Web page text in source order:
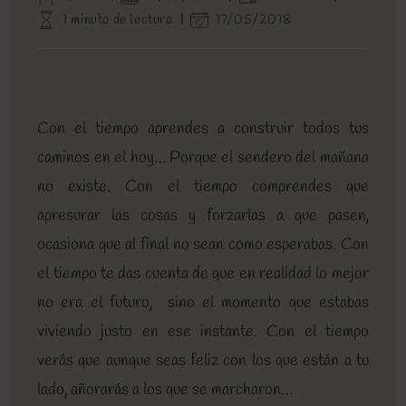
de
la
de
la
de
la
Tiempo1 minuto de lectura
Última17/05/2018
Con el tiempo aprendes a construir todos tus
caminos en el hoy… Porque el sendero del mañana
no existe. Con el tiempo comprendes que
apresurar las cosas y forzarlas a que pasen,
ocasiona que al final no sean como esperabas. Con
el tiempo te das cuenta de que en realidad lo mejor
no era el futuro, sino el momento que estabas
viviendo justo en ese instante. Con el tiempo
verás que aunque seas feliz con los que están a tu
lado, añorarás a los que se marcharon…